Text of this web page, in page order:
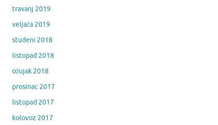
travanj 2019
veljača 2019
studeni 2018
listopad 2018
ožujak 2018
prosinac 2017
listopad 2017
kolovoz 2017